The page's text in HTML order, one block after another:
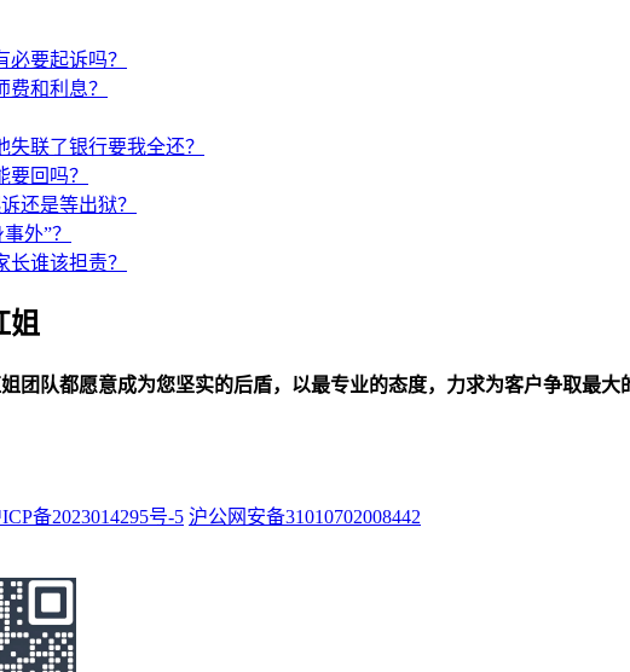
要起诉吗？
和利息？
联了银行要我全还？
回吗？
还是等出狱？
外”？
谁该担责？
姐
团队都愿意成为您坚实的后盾，以最专业的态度，力求为客户争取最
备2023014295号-5 沪公网安备31010702008442